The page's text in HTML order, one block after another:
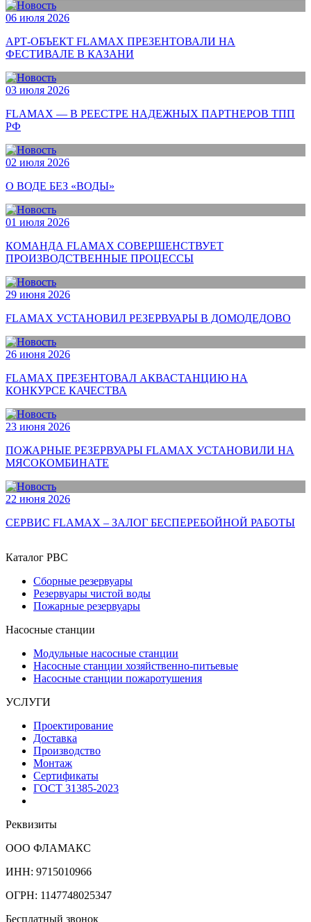
06 июля 2026
АРТ-ОБЪЕКТ FLAMAX ПРЕЗЕНТОВАЛИ НА
ФЕСТИВАЛЕ В КАЗАНИ
03 июля 2026
FLAMAX — В РЕЕСТРЕ НАДЕЖНЫХ ПАРТНЕРОВ ТПП
РФ
02 июля 2026
О ВОДЕ БЕЗ «ВОДЫ»
01 июля 2026
КОМАНДА FLAMAX СОВЕРШЕНСТВУЕТ
ПРОИЗВОДСТВЕННЫЕ ПРОЦЕССЫ
29 июня 2026
FLAMAX УСТАНОВИЛ РЕЗЕРВУАРЫ В ДОМОДЕДОВО
26 июня 2026
FLAMAX ПРЕЗЕНТОВАЛ АКВАСТАНЦИЮ НА
КОНКУРСЕ КАЧЕСТВА
23 июня 2026
ПОЖАРНЫЕ РЕЗЕРВУАРЫ FLAMAX УСТАНОВИЛИ НА
МЯСОКОМБИНАТЕ
22 июня 2026
СЕРВИС FLAMAX – ЗАЛОГ БЕСПЕРЕБОЙНОЙ РАБОТЫ
Каталог РВС
Сборные резервуары
Резервуары чистой воды
Пожарные резервуары
Насосные станции
Модульные насосные станции
Насосные станции хозяйственно-питьевые
Насосные станции пожаротушения
УСЛУГИ
Проектирование
Доставка
Производство
Монтаж
Сертификаты
ГОСТ 31385-2023
Реквизиты
ООО ФЛАМАКС
ИНН: 9715010966
ОГРН: 1147748025347
Бесплатный звонок